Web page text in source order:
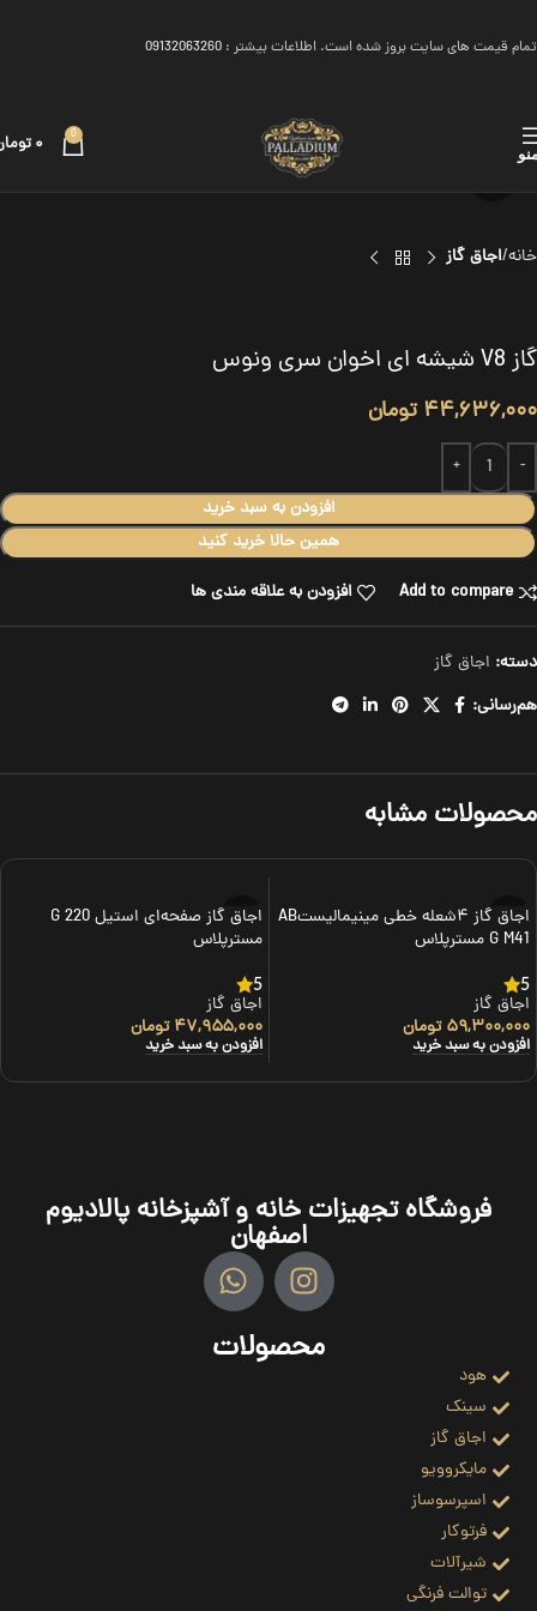
تمام قیمت های سایت بروز شده است. اطلاعات بیشتر : 09132063260
0 ۰
برای بزرگنمایی کلیک کنید
خانه اجاق گاز
گاز V8 شیشه ای اخوان سری ونوس
۴۴,۶۳۶,۰۰۰ تومان
افزودن به سبد خرید
همین حالا خرید کنید
Add to compare
افزودن به علاقه مندی ها
دسته: اجاق گاز
هم‌رسانی:
محصولات مشابه
اجاق گاز ۴شعله خطی مینیمالیستAB
G M41 مسترپلاس
5
اجاق گاز
۵۹,۳۰۰,۰۰۰ تومان
افزودن به سبد خرید
اجاق گاز صفحه‌ای استیل G 220
مسترپلاس
5
اجاق گاز
۴۷,۹۵۵,۰۰۰ تومان
افزودن به سبد خرید
فروشگاه تجهیزات خانه و آشپزخانه پالادیوم
اصفهان
محصولات
هود
سینک
اجاق گاز
مایکروویو
اسپرسوساز
فرتوکار
شیرآلات
توالت فرنگی